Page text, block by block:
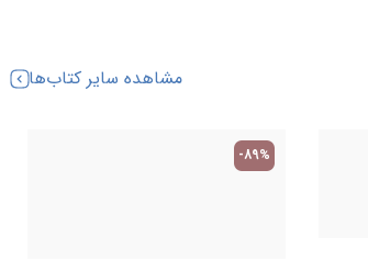
مشاهده سایر کتاب‌ها
-89%